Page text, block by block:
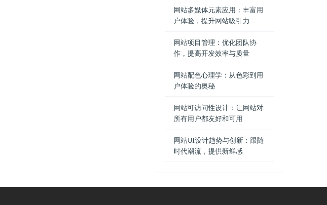
网站多媒体元素应用：丰富用
户体验，提升网站吸引力
网站项目管理：优化团队协
作，提高开发效率与质量
网站配色心理学：从色彩到用
户体验的奥秘
网站可访问性设计：让网站对
所有用户都友好和可用
网站UI设计趋势与创新：跟随
时代潮流，提供新鲜感